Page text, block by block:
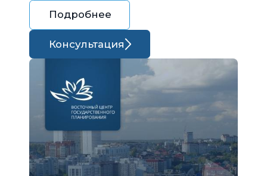
Подробнее
Консультация